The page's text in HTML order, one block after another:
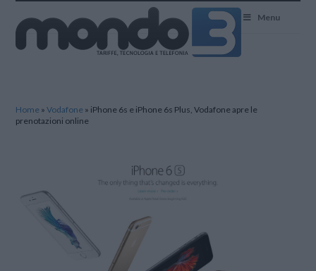
Menu
Home »Vodafone » iPhone 6s e iPhone 6s Plus, Vodafone apre le
prenotazioni online